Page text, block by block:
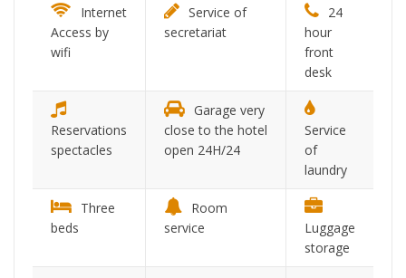
Internet
Access by
wifi
Service of
secretariat
24
hour
front
desk
Reservations
spectacles
Garage very
close to the hotel
open 24H/24
Service
of
laundry
Three
beds
Room
service
Luggage
storage